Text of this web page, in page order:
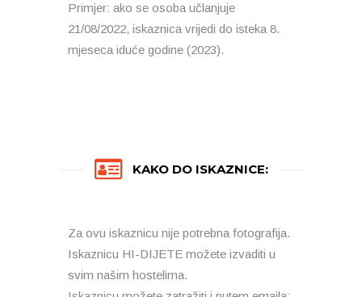
Primjer: ako se osoba učlanjuje
21/08/2022, iskaznica vrijedi do isteka 8.
mjeseca iduće godine (2023).
KAKO DO ISKAZNICE:
Za ovu iskaznicu nije potrebna fotografija.
Iskaznicu HI-DIJETE možete izvaditi u
svim našim hostelima.